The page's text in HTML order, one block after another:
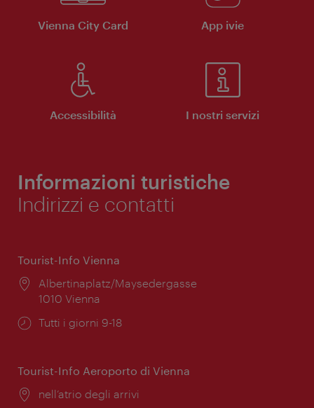
Vienna City Card App ivie
Accessibilità I nostri servizi
Informazioni turistiche
Indirizzi e contatti
Tourist-Info Vienna
Posizione:
Albertinaplatz/Maysedergasse
1010 Vienna
Orari
Tutti i giorni 9-18
Tourist-Info Aeroporto di Vienna
Posizione:
nell’atrio degli arrivi